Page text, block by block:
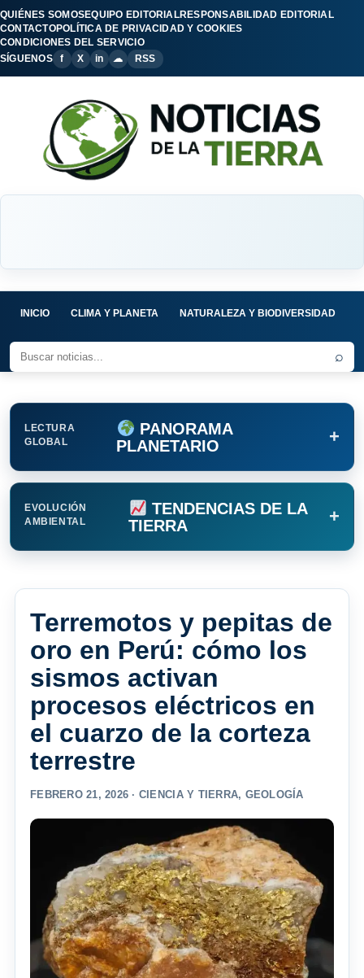
QUIÉNES SOMOSEQUIPO EDITORIALRESPONSABILIDAD EDITORIAL
CONTACTOPOLÍTICA DE PRIVACIDAD Y COOKIES
CONDICIONES DEL SERVICIO
SÍGUENOS
f X in ☁ RSS
INICIO CLIMA Y PLANETA NATURALEZA Y BIODIVERSIDAD
⌕
LECTURA
GLOBAL
PANORAMA
PLANETARIO
+
EVOLUCIÓN
AMBIENTAL
TENDENCIAS DE LA
TIERRA
+
Terremotos y pepitas de
oro en Perú: cómo los
sismos activan
procesos eléctricos en
el cuarzo de la corteza
terrestre
FEBRERO 21, 2026 · CIENCIA Y TIERRA, GEOLOGÍA